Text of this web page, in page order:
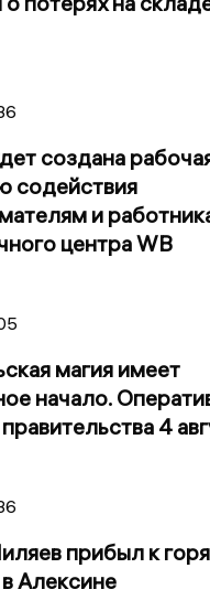
создана
содействия
и
центра WB
магия имеет
начало.
4
прибыл к
Алексине